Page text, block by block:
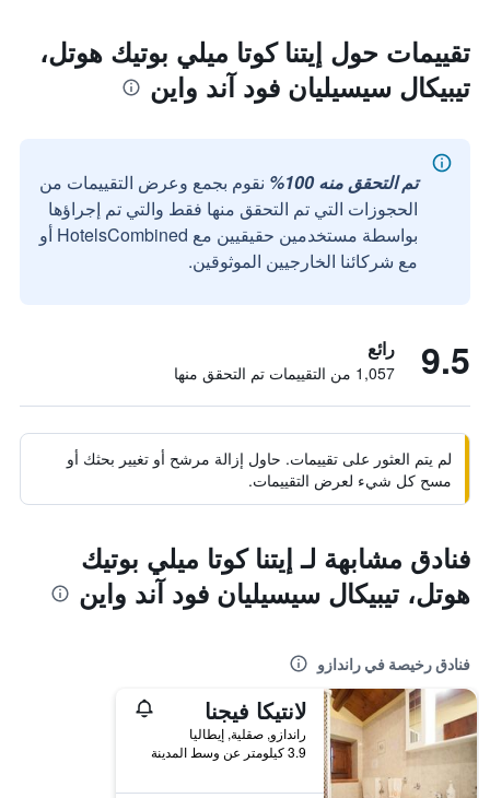
تقييمات حول إيتنا كوتا ميلي بوتيك هوتل،
تيبيكال سيسيليان فود آند واين
تم التحقق منه 100%
نقوم بجمع وعرض التقييمات من
الحجوزات التي تم التحقق منها فقط والتي تم إجراؤها
بواسطة مستخدمين حقيقيين مع HotelsCombined أو
مع شركائنا الخارجيين الموثوقين.
9.5 رائع
1,057 من التقييمات تم التحقق منها
لم يتم العثور على تقييمات. حاول إزالة مرشح أو تغيير بحثك أو
مسح كل شيء لعرض التقييمات.
فنادق مشابهة لـ إيتنا كوتا ميلي بوتيك
هوتل، تيبيكال سيسيليان فود آند واين
فنادق رخيصة في راندازو
لانتيكا فيجنا
راندازو, صقلية, إيطاليا
3.9 كيلومتر عن وسط المدينة